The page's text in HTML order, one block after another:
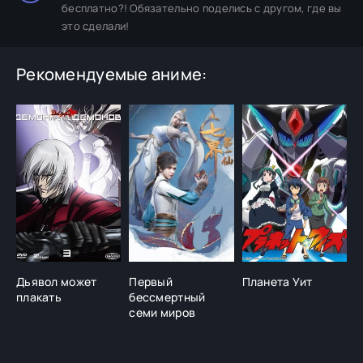
бесплатно?! Обязательно поделись с другом, где вы
это сделали!
Рекомендуемые аниме:
Дьявол может
плакать
Первый
бессмертный
семи миров
Планета Уит